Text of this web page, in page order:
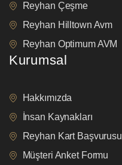
Reyhan Çeşme
Reyhan Hilltown Avm
Reyhan Optimum AVM
Kurumsal
Hakkımızda
İnsan Kaynakları
Reyhan Kart Başvurusu
Müşteri Anket Formu